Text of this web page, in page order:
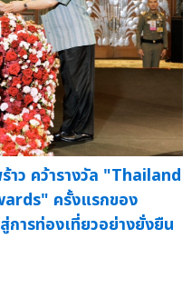
าว คว้ารางวัล "Thailand
ครั้งแรกของ
การท่องเที่ยวอย่างยั่งยืน